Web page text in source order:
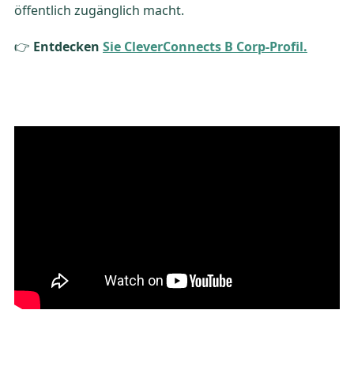
öffentlich zugänglich macht.
👉 Entdecken Sie CleverConnects B Corp-Profil.